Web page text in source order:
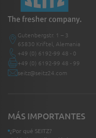
Gutenbergstr. 1 – 3
65830 Kriftel, Alemania
+49 (0) 6192-99 48 - 0
+49 (0) 6192-99 48 - 99
seitz@seitz24.com
MÁS IMPORTANTES
¿Por qué SEITZ?